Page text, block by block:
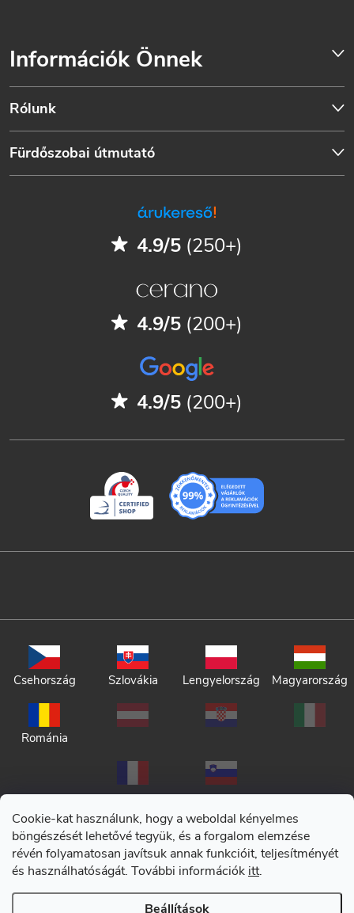
Cookie-kat használunk, hogy a weboldal kényelmes
böngészését lehetővé tegyük, és a forgalom elemzése
révén folyamatosan javítsuk annak funkcióit, teljesítményét
és használhatóságát. További információk itt.
Beállítások
Információk Önnek
Rólunk
Fürdőszobai útmutató
4.9/5 (250+)
4.9/5 (200+)
4.9/5 (200+)
Csehország Szlovákia Lengyelország Magyarország
Románia
Adatkezelési tájékoztató
Általános szerződési feltételek